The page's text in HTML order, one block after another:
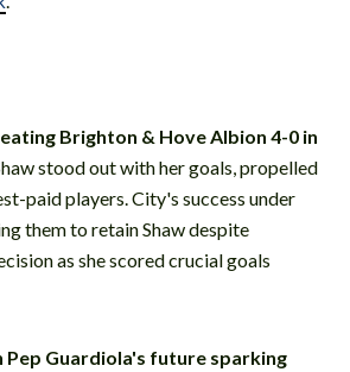
Brighton & Hove Albion 4-0 in
stood out with her goals, propelled
paid players. City's success under
them to retain Shaw despite
as she scored crucial goals
Pep Guardiola's future sparking